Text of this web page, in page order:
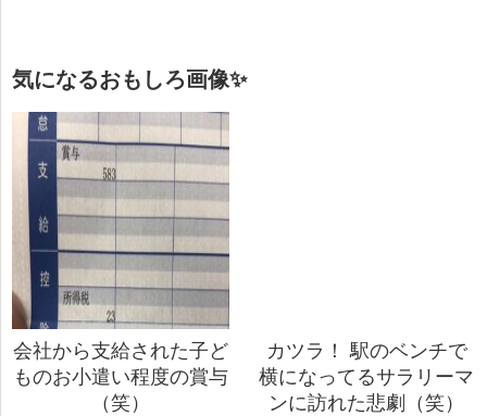
気になるおもしろ画像✨
会社から支給された子ど
ものお小遣い程度の賞与
（笑）
カツラ！ 駅のベンチで
横になってるサラリーマ
ンに訪れた悲劇（笑）